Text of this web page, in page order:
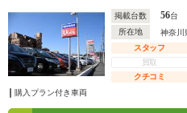
掲載台数 56台
所在地
神奈川
スタッフ
買取
クチコミ
購入プラン付き車両